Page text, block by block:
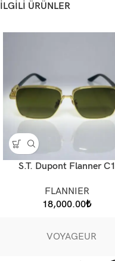
İLGİLİ ÜRÜNLER
S.T. Dupont Flanner C1
FLANNIER
18,000.00₺
VOYAGEUR